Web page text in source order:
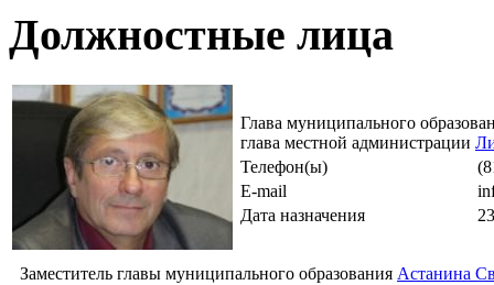
Должностные лица
Глава муниципального
глава местной администрации
Телефон(ы)
E-mail
Дата назначения
Заместитель главы муниципального образования Астанина